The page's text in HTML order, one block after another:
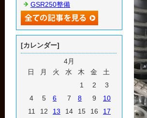
GSR250整備
[カレンダー]
4月
日
月 火 水 木 金
土
1
2
3
4
5 6 7 8 9
10
11
12 13 14 15 16
17